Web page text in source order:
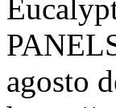
agosto